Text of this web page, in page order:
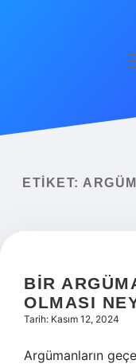
Yasal Uyarı
ETIKET:
BIR
OLMASI
Tarih: Kasım 12, 2024
Argümanların